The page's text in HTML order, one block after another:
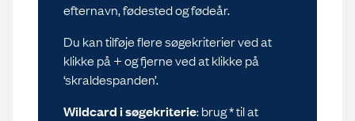
efternavn, fødested og fødeår.
Du kan tilføje flere søgekriterier ved at
klikke på + og fjerne ved at klikke på
‘skraldespanden’.
Wildcard i søgekriterie: brug * til at